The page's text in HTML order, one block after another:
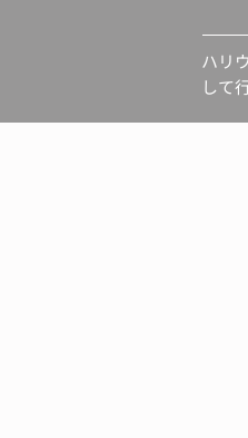
ハリ
して